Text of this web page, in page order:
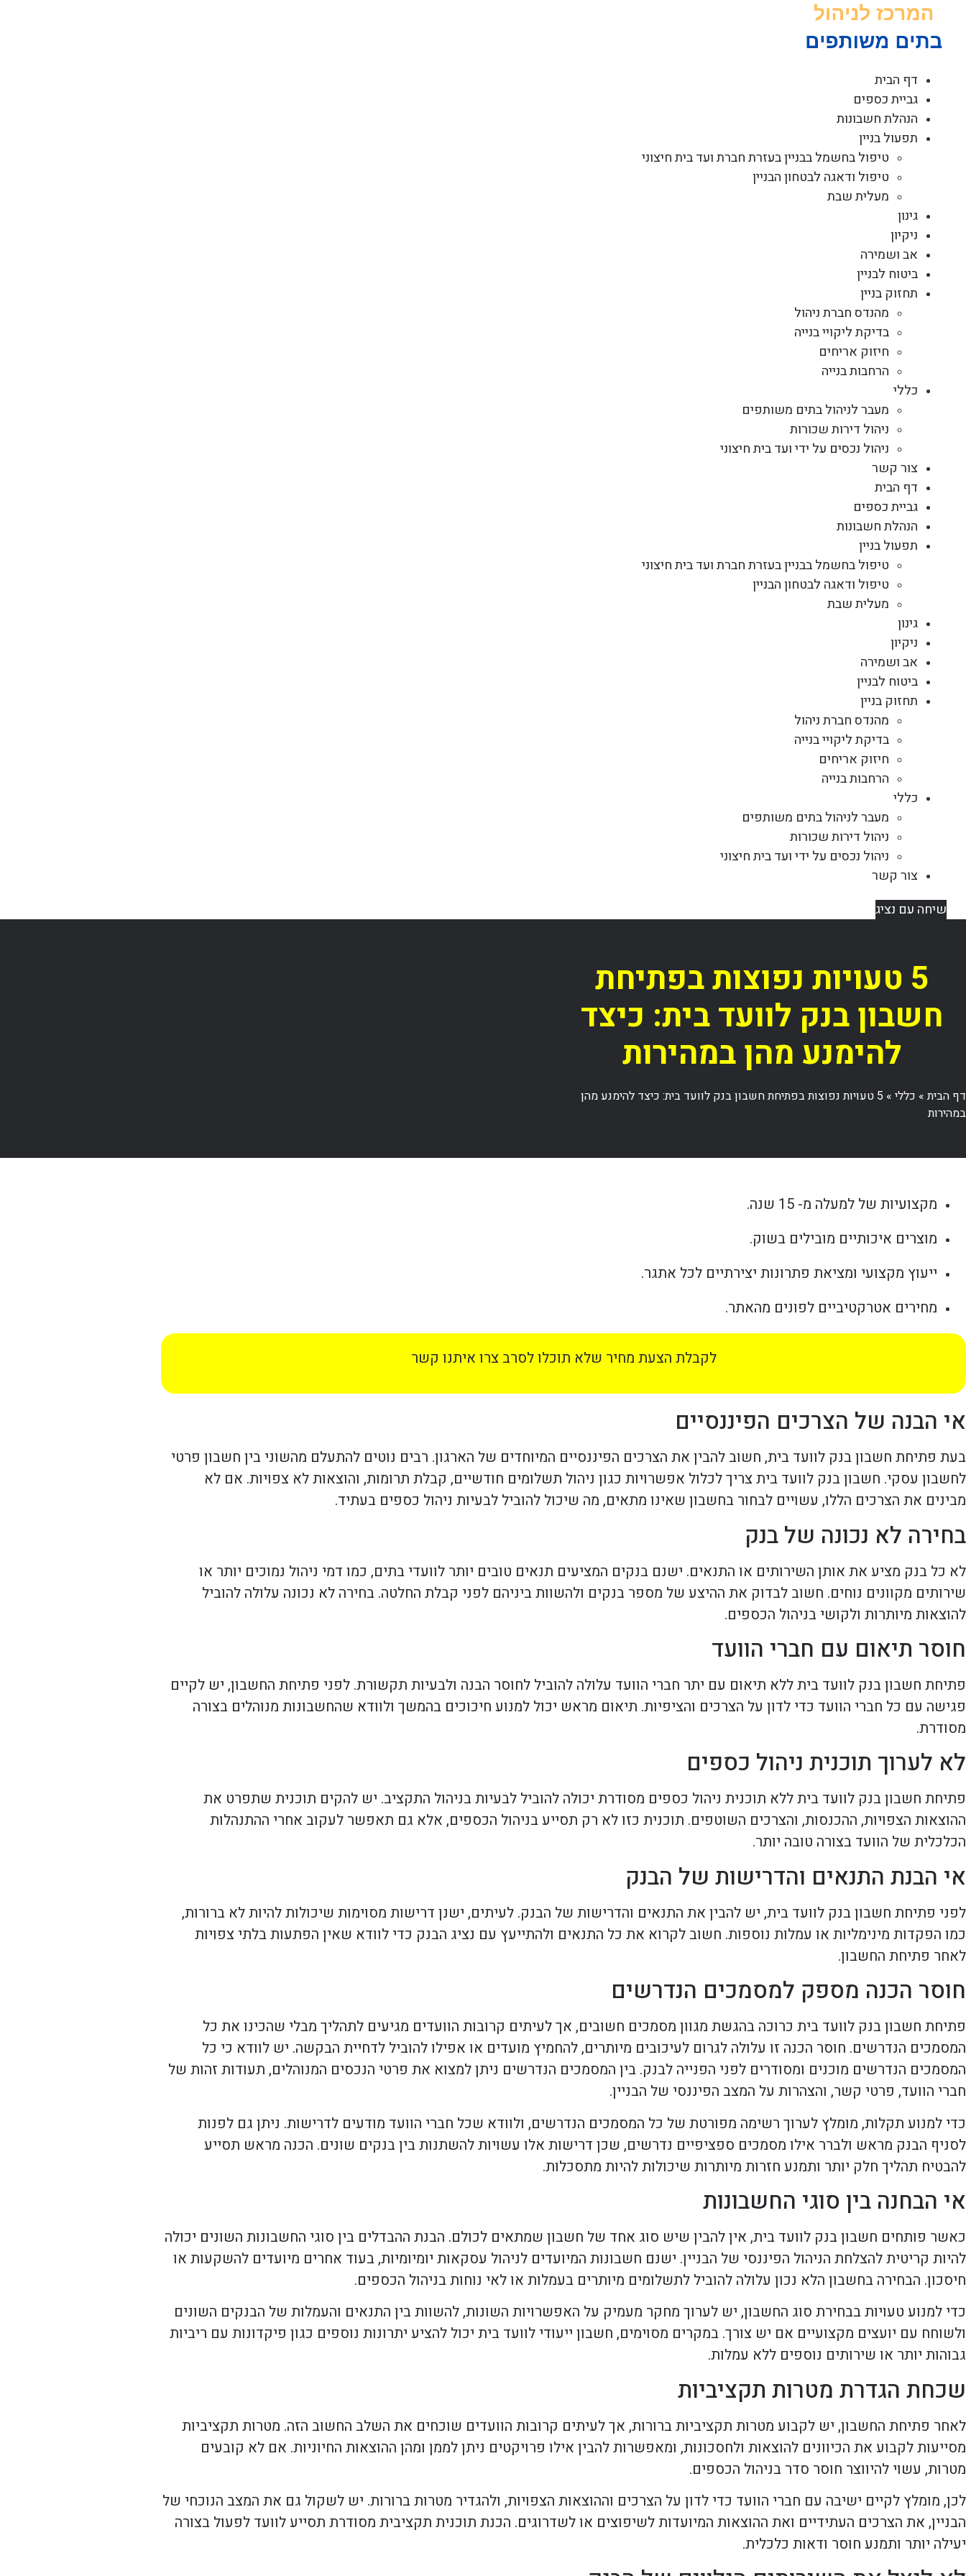
דף הבית
גביית כספים
הנהלת חשבונות
תפעול בניין
טיפול בחשמל בבניין בעזרת חברת ועד בית חיצוני
טיפול ודאגה לבטחון הבניין
מעלית שבת
גינון
ניקיון
אב ושמירה
ביטוח לבניין
תחזוק בניין
מהנדס חברת ניהול
בדיקת ליקויי בנייה
חיזוק אריחים
הרחבות בנייה
כללי
מעבר לניהול בתים משותפים
ניהול דירות שכורות
ניהול נכסים על ידי ועד בית חיצוני
צור קשר
דף הבית
גביית כספים
הנהלת חשבונות
תפעול בניין
טיפול בחשמל בבניין בעזרת חברת ועד בית חיצוני
טיפול ודאגה לבטחון הבניין
מעלית שבת
גינון
ניקיון
אב ושמירה
ביטוח לבניין
תחזוק בניין
מהנדס חברת ניהול
בדיקת ליקויי בנייה
חיזוק אריחים
הרחבות בנייה
כללי
מעבר לניהול בתים משותפים
ניהול דירות שכורות
ניהול נכסים על ידי ועד בית חיצוני
צור קשר
שיחה עם נציג
5 טעויות נפוצות בפתיחת
חשבון בנק לוועד בית: כיצד
להימנע מהן במהירות
דף הבית» כללי »
5 טעויות נפוצות בפתיחת חשבון בנק לוועד בית: כיצד להימנע מהן
במהירות
מקצועיות של למעלה מ- 15 שנה.
מוצרים איכותיים מובילים בשוק.
ייעוץ מקצועי ומציאת פתרונות יצירתיים לכל אתגר.
מחירים אטרקטיביים לפונים מהאתר.
לקבלת הצעת מחיר שלא תוכלו לסרב צרו איתנו קשר
אי הבנה של הצרכים הפיננסיים
בעת פתיחת חשבון בנק לוועד בית, חשוב להבין את הצרכים הפיננסיים המיוחדים של הארגון. רבים נוטים להתעלם מהשוני בין חשבון פרטי
לחשבון עסקי. חשבון בנק לוועד בית צריך לכלול אפשרויות כגון ניהול תשלומים חודשיים, קבלת תרומות, והוצאות לא צפויות. אם לא
מבינים את הצרכים הללו, עשויים לבחור בחשבון שאינו מתאים, מה שיכול להוביל לבעיות ניהול כספים בעתיד.
בחירה לא נכונה של בנק
לא כל בנק מציע את אותן השירותים או התנאים. ישנם בנקים המציעים תנאים טובים יותר לוועדי בתים, כמו דמי ניהול נמוכים יותר או
שירותים מקוונים נוחים. חשוב לבדוק את ההיצע של מספר בנקים ולהשוות ביניהם לפני קבלת החלטה. בחירה לא נכונה עלולה להוביל
להוצאות מיותרות ולקושי בניהול הכספים.
חוסר תיאום עם חברי הוועד
פתיחת חשבון בנק לוועד בית ללא תיאום עם יתר חברי הוועד עלולה להוביל לחוסר הבנה ולבעיות תקשורת. לפני פתיחת החשבון, יש לקיים
פגישה עם כל חברי הוועד כדי לדון על הצרכים והציפיות. תיאום מראש יכול למנוע חיכוכים בהמשך ולוודא שהחשבונות מנוהלים בצורה
מסודרת.
לא לערוך תוכנית ניהול כספים
פתיחת חשבון בנק לוועד בית ללא תוכנית ניהול כספים מסודרת יכולה להוביל לבעיות בניהול התקציב. יש להקים תוכנית שתפרט את
ההוצאות הצפויות, ההכנסות, והצרכים השוטפים. תוכנית כזו לא רק תסייע בניהול הכספים, אלא גם תאפשר לעקוב אחרי ההתנהלות
הכלכלית של הוועד בצורה טובה יותר.
אי הבנת התנאים והדרישות של הבנק
לפני פתיחת חשבון בנק לוועד בית, יש להבין את התנאים והדרישות של הבנק. לעיתים, ישנן דרישות מסוימות שיכולות להיות לא ברורות,
כמו הפקדות מינימליות או עמלות נוספות. חשוב לקרוא את כל התנאים ולהתייעץ עם נציג הבנק כדי לוודא שאין הפתעות בלתי צפויות
לאחר פתיחת החשבון.
חוסר הכנה מספק למסמכים הנדרשים
פתיחת חשבון בנק לוועד בית כרוכה בהגשת מגוון מסמכים חשובים, אך לעיתים קרובות הוועדים מגיעים לתהליך מבלי שהכינו את כל
המסמכים הנדרשים. חוסר הכנה זו עלולה לגרום לעיכובים מיותרים, להחמיץ מועדים או אפילו להוביל לדחיית הבקשה. יש לוודא כי כל
המסמכים הנדרשים מוכנים ומסודרים לפני הפנייה לבנק. בין המסמכים הנדרשים ניתן למצוא את פרטי הנכסים המנוהלים, תעודות זהות של
חברי הוועד, פרטי קשר, והצהרות על המצב הפיננסי של הבניין.
כדי למנוע תקלות, מומלץ לערוך רשימה מפורטת של כל המסמכים הנדרשים, ולוודא שכל חברי הוועד מודעים לדרישות. ניתן גם לפנות
לסניף הבנק מראש ולברר אילו מסמכים ספציפיים נדרשים, שכן דרישות אלו עשויות להשתנות בין בנקים שונים. הכנה מראש תסייע
להבטיח תהליך חלק יותר ותמנע חזרות מיותרות שיכולות להיות מתסכלות.
אי הבחנה בין סוגי החשבונות
כאשר פותחים חשבון בנק לוועד בית, אין להבין שיש סוג אחד של חשבון שמתאים לכולם. הבנת ההבדלים בין סוגי החשבונות השונים יכולה
להיות קריטית להצלחת הניהול הפיננסי של הבניין. ישנם חשבונות המיועדים לניהול עסקאות יומיומיות, בעוד אחרים מיועדים להשקעות או
חיסכון. הבחירה בחשבון הלא נכון עלולה להוביל לתשלומים מיותרים בעמלות או לאי נוחות בניהול הכספים.
כדי למנוע טעויות בבחירת סוג החשבון, יש לערוך מחקר מעמיק על האפשרויות השונות, להשוות בין התנאים והעמלות של הבנקים השונים
ולשוחח עם יועצים מקצועיים אם יש צורך. במקרים מסוימים, חשבון ייעודי לוועד בית יכול להציע יתרונות נוספים כגון פיקדונות עם ריביות
גבוהות יותר או שירותים נוספים ללא עמלות.
שכחת הגדרת מטרות תקציביות
לאחר פתיחת החשבון, יש לקבוע מטרות תקציביות ברורות, אך לעיתים קרובות הוועדים שוכחים את השלב החשוב הזה. מטרות תקציביות
מסייעות לקבוע את הכיוונים להוצאות ולחסכונות, ומאפשרות להבין אילו פרויקטים ניתן לממן ומהן ההוצאות החיוניות. אם לא קובעים
מטרות, עשוי להיווצר חוסר סדר בניהול הכספים.
לכן, מומלץ לקיים ישיבה עם חברי הוועד כדי לדון על הצרכים וההוצאות הצפויות, ולהגדיר מטרות ברורות. יש לשקול גם את המצב הנוכחי של
הבניין, את הצרכים העתידיים ואת ההוצאות המיועדות לשיפוצים או לשדרוגים. הכנת תוכנית תקציבית מסודרת תסייע לוועד לפעול בצורה
יעילה יותר ותמנע חוסר ודאות כלכלית.